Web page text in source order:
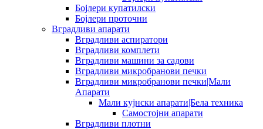
Бојлери купатилски
Бојлери проточни
Вградливи апарати
Вградливи аспиратори
Вградливи комплети
Вградливи машини за садови
Вградливи микробранови печки
Вградливи микробранови печки|Мали
Апарати
Мали кујнски апарати|Бела техника
Самостојни апарати
Вградливи плотни